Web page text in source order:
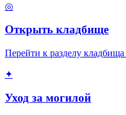
◎
Открыть кладбище
Перейти к разделу
✦
Уход за могилой